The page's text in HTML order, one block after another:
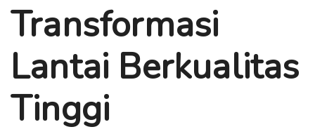
Transformasi
Lantai Berkualitas
Tinggi